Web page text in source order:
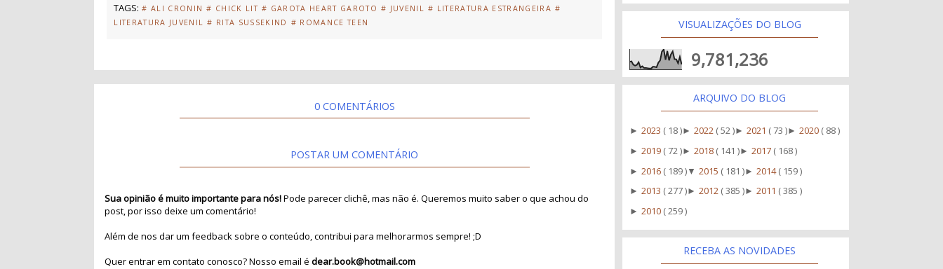
TAGS: # ALI CRONIN # CHICK LIT # GAROTA HEART GAROTO # JUVENIL # LITERATURA ESTRANGEIRA #
LITERATURA JUVENIL
# RITA SUSSEKIND # ROMANCE TEEN
0 COMENTÁRIOS
POSTAR UM COMENTÁRIO
Sua opinião é muito importante para nós!Pode parecer clichê, mas não é. Queremos muito saber o que achou do
post, por isso deixe um comentário!
Além de nos dar um feedback sobre o conteúdo, contribui para melhorarmos sempre! ;D
Quer entrar em contato conosco? Nosso email édear.book@hotmail.com
VISUALIZAÇÕES DO BLOG
9,781,236
ARQUIVO DO BLOG
►2023 ( 18 )►2022 ( 52 )►2021 ( 73 )►2020 ( 88 )
►2019 ( 72 )►2018 ( 141 )►2017 ( 168 )
►2016 ( 189 ) ▼2015 ( 181 )►2014( 159 )
►2013 ( 277 )►2012 ( 385 )►2011 ( 385 )
►2010 ( 259 )
RECEBA AS NOVIDADES